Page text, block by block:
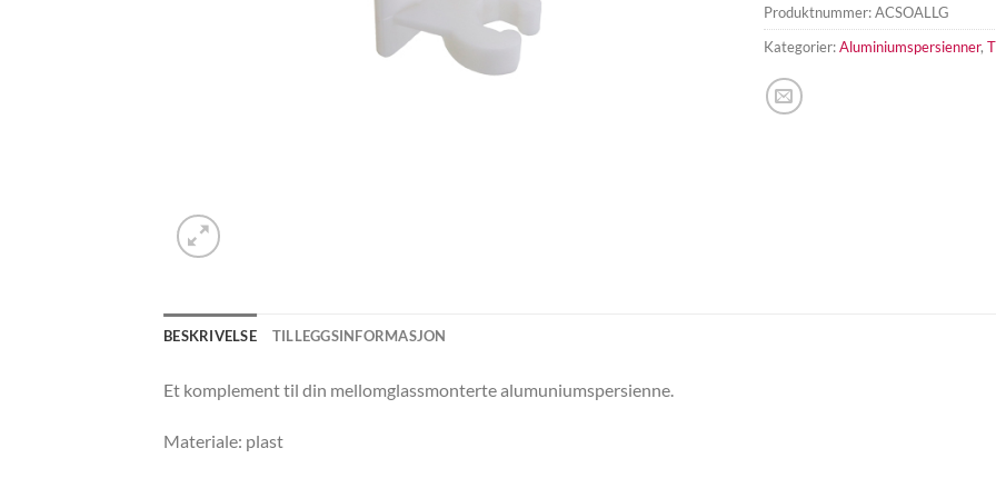
Produktnummer:ACSOALLG
Kategorier:Aluminiumspersienner,
BESKRIVELSE TILLEGGSINFORMASJON
Et komplement til din mellomglassmonterte alumuniumspersienne.
Materiale: plast